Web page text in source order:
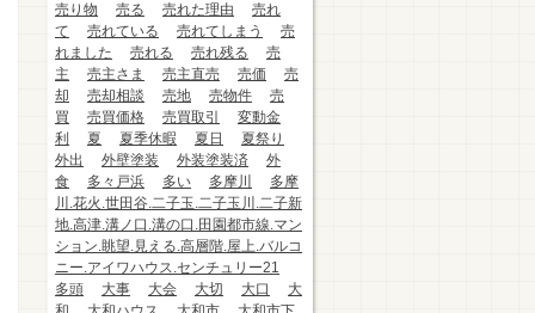
売り物
売る 売れた理由
売れ
て
売れている 売れてしまう
売
れました
売れる 売れ残る
売
主
売主さま 売主直売 売価
売
却
売却相談 売地 売物件
売
買
売買価格 売買取引
変動金
利
夏 夏季休暇 夏日
夏祭り
外出
外壁塗装 外装塗装済
外
食
多々戸浜 多い 多摩川
多摩
川.花火.世田谷.二子玉.二子玉川.二子新
地.高津.溝ノ口.溝の口.田園都市線.マン
ション.眺望.見える.高層階.屋上.バルコ
ニー.アイワハウス.センチュリー21
多頭
大事 大会 大切 大口
大